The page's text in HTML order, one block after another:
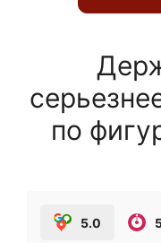
по
5.0